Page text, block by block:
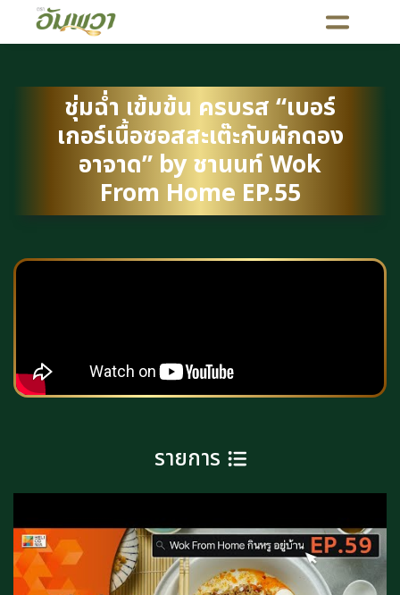
ชุ่มฉ่ำ เข้มข้น ครบรส “เบอร์
เกอร์เนื้อซอสสะเต๊ะกับผักดอง
อาจาด” by ชานนท์ Wok
From Home EP.55
รายการ